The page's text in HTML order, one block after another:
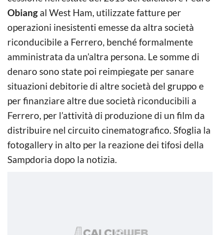
Obiang al West Ham, utilizzate fatture per
operazioni inesistenti emesse da altra società
riconducibile a Ferrero, benché formalmente
amministrata da un’altra persona. Le somme di
denaro sono state poi reimpiegate per sanare
situazioni debitorie di altre società del gruppo e
per finanziare altre due società riconducibili a
Ferrero, per l’attività di produzione di un film da
distribuire nel circuito cinematografico. Sfoglia la
fotogallery in alto per la reazione dei tifosi della
Sampdoria dopo la notizia.